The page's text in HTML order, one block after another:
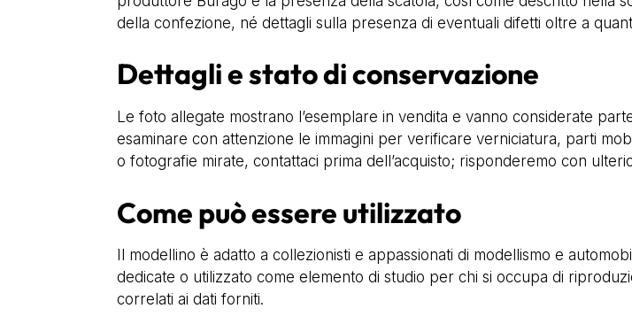
della confezione, né dettagli sulla presenza di eventuali difetti oltre a
Dettagli e stato di conservazione
Le foto allegate mostrano l’esemplare in vendita e vanno considerate
esaminare con attenzione le immagini per verificare verniciatura, parti
o fotografie mirate, contattaci prima dell’acquisto; risponderemo con
Come può essere utilizzato
Il modellino è adatto a collezionisti e appassionati di modellismo e
dedicate o utilizzato come elemento di studio per chi si occupa di
correlati ai dati forniti.